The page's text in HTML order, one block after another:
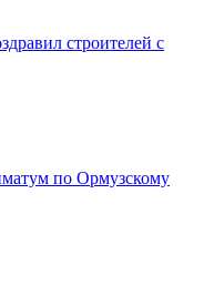
строителей с
по Ормузскому